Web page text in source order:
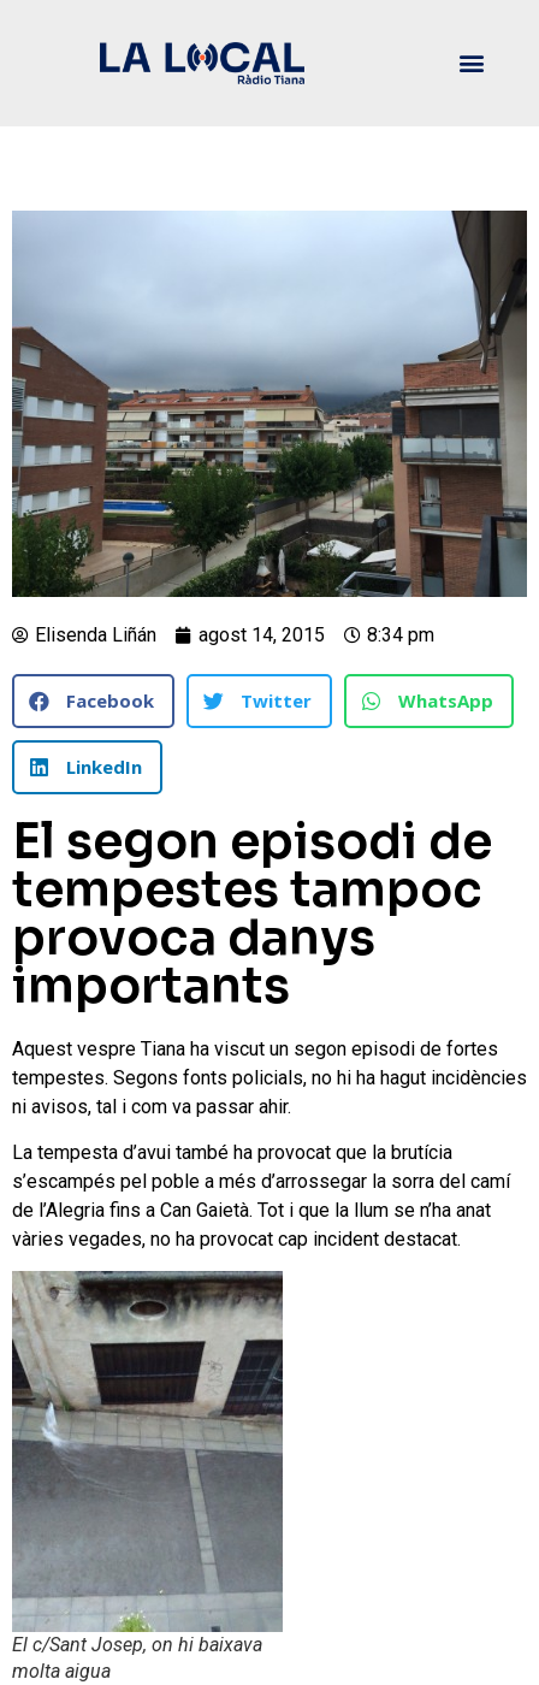
Elisenda Liñán agost 14, 2015 8:34 pm
Facebook Twitter WhatsApp
LinkedIn
El segon episodi de
tempestes tampoc
provoca danys
importants
Aquest vespre Tiana ha viscut un segon episodi de fortes
tempestes. Segons fonts policials, no hi ha hagut incidències
ni avisos, tal i com va passar ahir.
La tempesta d’avui també ha provocat que la brutícia
s’escampés pel poble a més d’arrossegar la sorra del camí
de l’Alegria fins a Can Gaietà. Tot i que la llum se n’ha anat
vàries vegades, no ha provocat cap incident destacat.
El c/Sant Josep, on hi baixava
molta aigua